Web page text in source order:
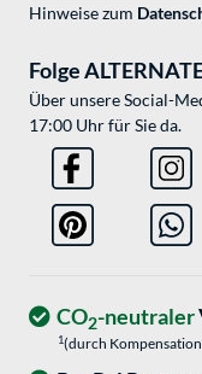
Hinweise zum
Folge
Über unsere Social-
17:00 Uhr für Sie da.
CO2-neutraler
1(durch